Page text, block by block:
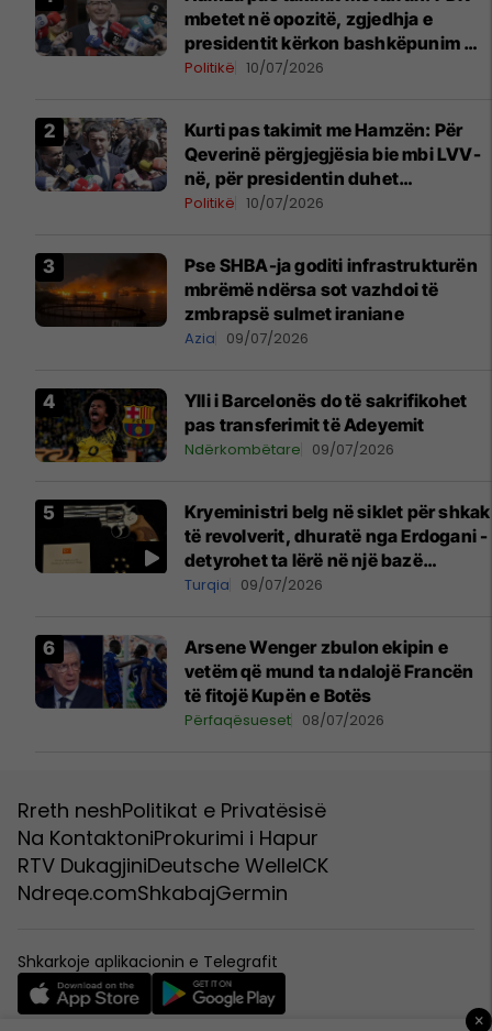
mbetet në opozitë, zgjedhja e
presidentit kërkon bashkëpunim me
LVV-në
Politikë 10/07/2026
Kurti pas takimit me Hamzën: Për
Qeverinë përgjegjësia bie mbi LVV-
në, për presidentin duhet
bashkëpunim i të gjitha partive
Politikë 10/07/2026
Pse SHBA-ja goditi infrastrukturën
mbrëmë ndërsa sot vazhdoi të
zmbrapsë sulmet iraniane
Azia 09/07/2026
Ylli i Barcelonës do të sakrifikohet
pas transferimit të Adeyemit
Ndërkombëtare 09/07/2026
Kryeministri belg në siklet për shkak
të revolverit, dhuratë nga Erdogani -
detyrohet ta lërë në një bazë
ushtarake
Turqia 09/07/2026
Arsene Wenger zbulon ekipin e
vetëm që mund ta ndalojë Francën
të fitojë Kupën e Botës
Përfaqësueset 08/07/2026
Rreth neshPolitikat e Privatësisë
Na KontaktoniProkurimi i Hapur
RTV DukagjiniDeutsche WelleICK
Ndreqe.comShkabajGermin
Shkarkoje aplikacionin e Telegrafit
×